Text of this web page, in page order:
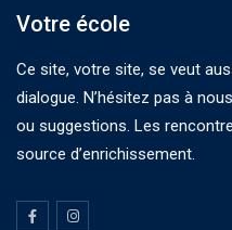
Votre école
Ce site, votre site, se veut
dialogue. N’hésitez pas à
ou suggestions. Les
source d’enrichissement.